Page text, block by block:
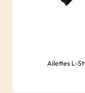
Ailettes L-